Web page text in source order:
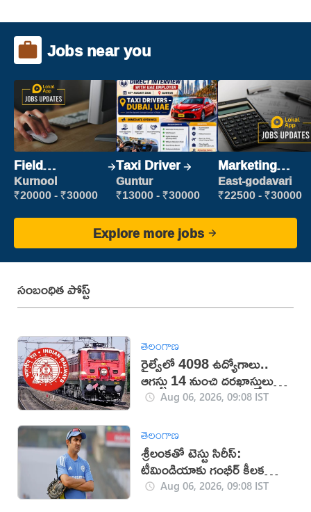
Jobs near you
Field
Marketing
Executive
Kurnool
₹20000 - ₹30000
Taxi Driver
Guntur
₹13000 - ₹30000
Marketing
Executive
East-godavari
₹22500 - ₹30000
Explore more jobs
సంబంధిత పోస్ట్
తెలంగాణ
రైల్వేలో 4098 ఉద్యోగాలు..
ఆగస్టు 14 నుంచి దరఖాస్తులు
స్టార్ట్Aug 06, 2026, 09:08 IST
తెలంగాణ
శ్రీలంకతో టెస్టు సిరీస్:
టీమిండియాకు గంభీర్ కీలక
సూచనలు
Aug 06, 2026, 09:08 IST